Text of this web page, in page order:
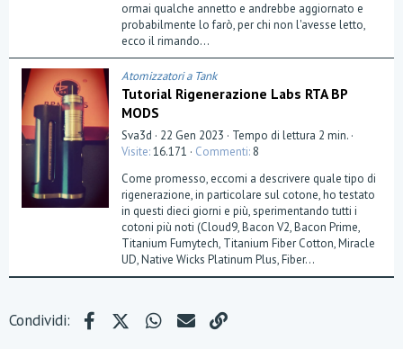
l
l
(
e
)
ormai qualche annetto e andrebbe aggiornato e
probabilmente lo farò, per chi non l'avesse letto,
ecco il rimando...
Atomizzatori a Tank
Tutorial Rigenerazione Labs RTA BP
MODS
Sva3d 22 Gen 2023
Tempo di lettura 2 min.
Visite 16.171 Commenti 8
Come promesso, eccomi a descrivere quale tipo di
rigenerazione, in particolare sul cotone, ho testato
in questi dieci giorni e più, sperimentando tutti i
cotoni più noti (Cloud9, Bacon V2, Bacon Prime,
Titanium Fumytech, Titanium Fiber Cotton, Miracle
UD, Native Wicks Platinum Plus, Fiber...
Condividi: FacebookX (Twitter)WhatsApp
e-mail